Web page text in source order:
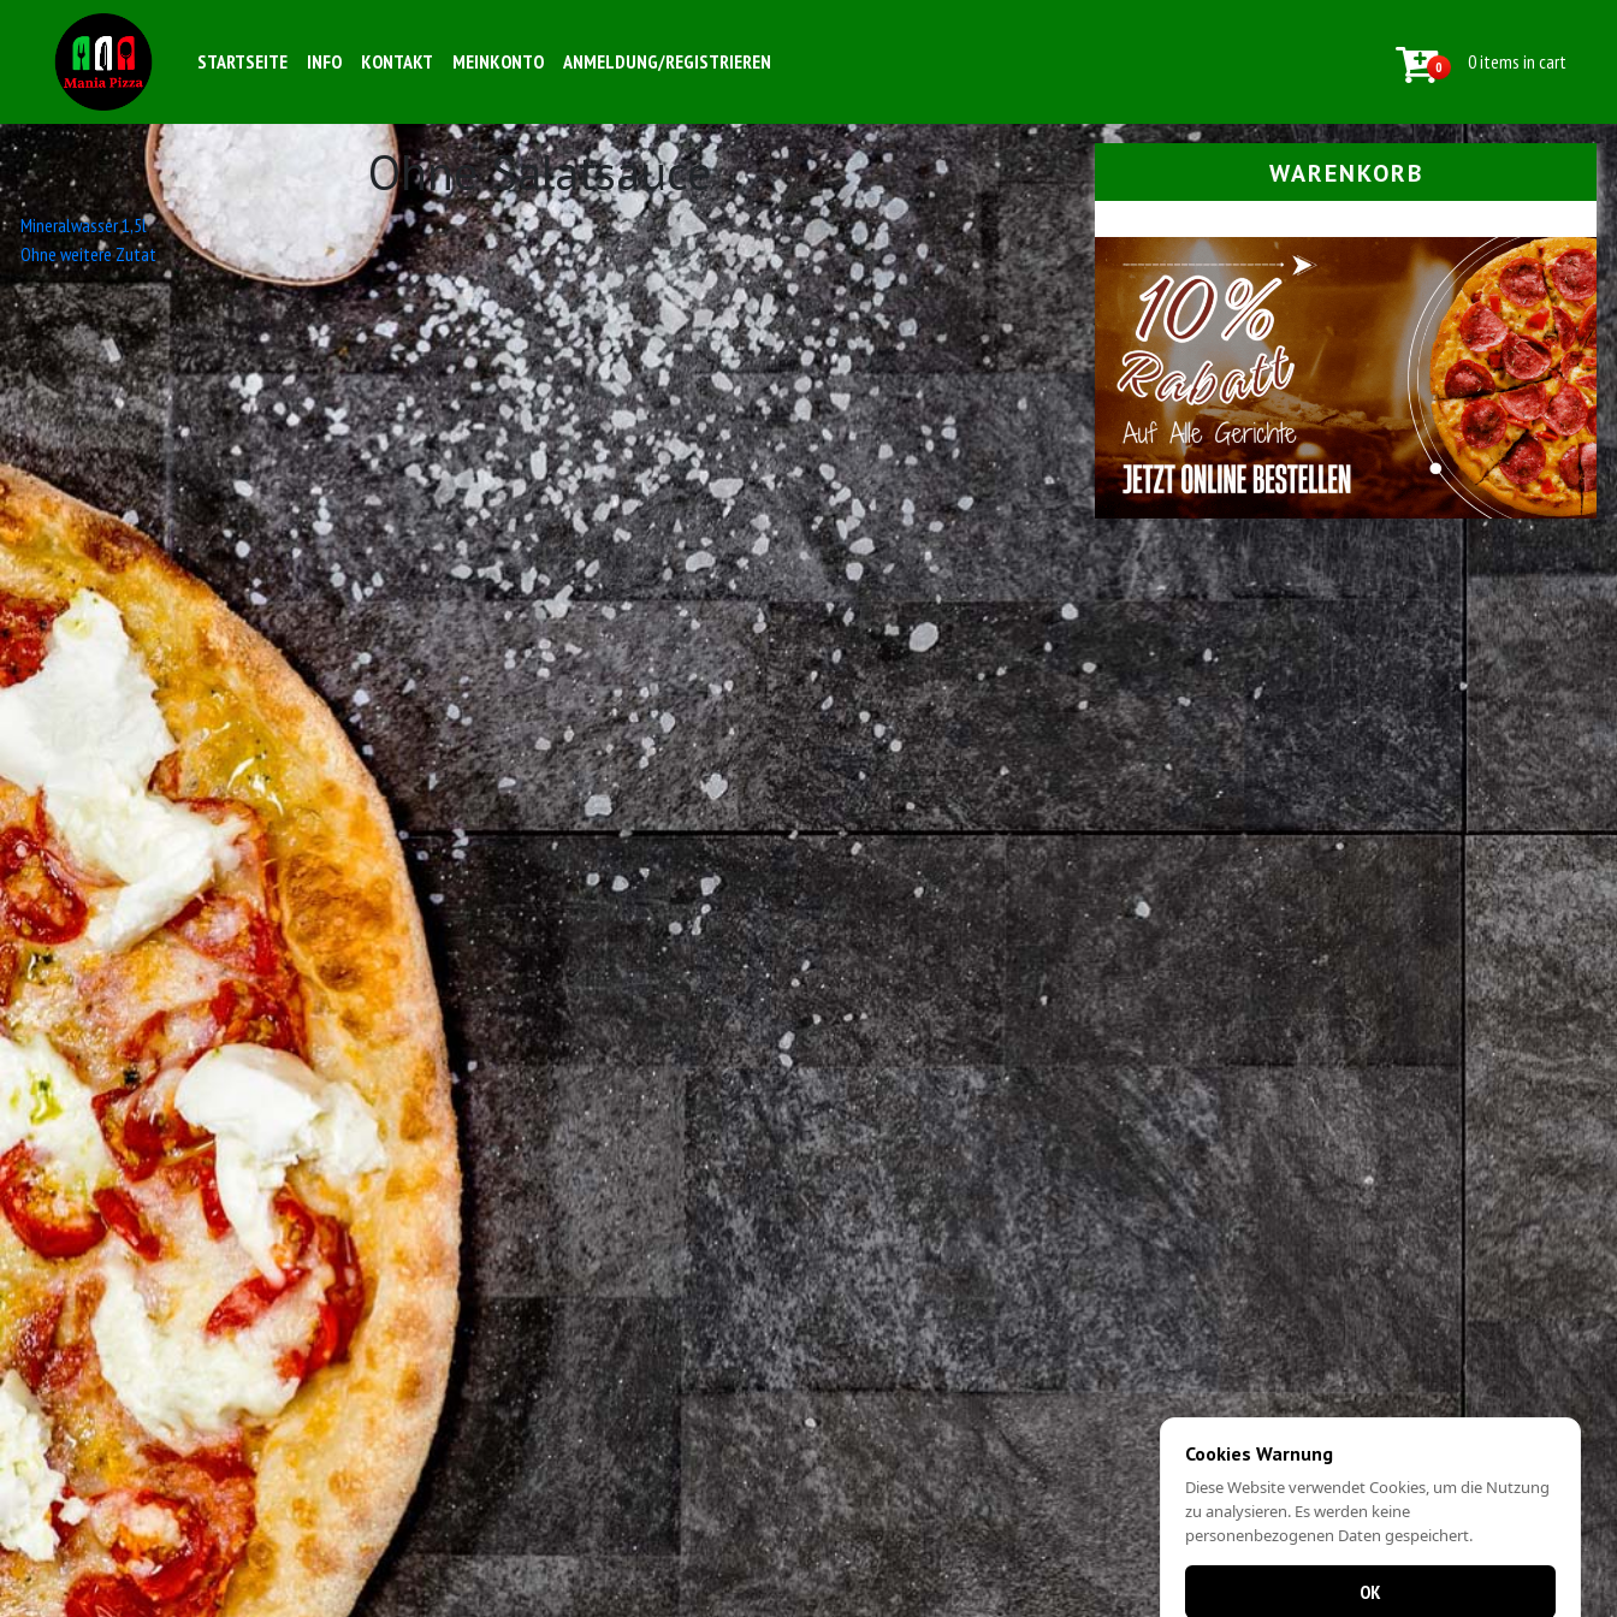
STARTSEITE INFO KONTAKT MEINKONTO ANMELDUNG/REGISTRIEREN 0 0 items in cart
Ohne Salatsauce
Beitrags-
Navigation
Mineralwasser 1,5l
Ohne weitere Zutat
WARENKORB
Cookies Warnung
Diese Website verwendet Cookies, um die Nutzung
zu analysieren. Es werden keine
personenbezogenen Daten gespeichert.
OK